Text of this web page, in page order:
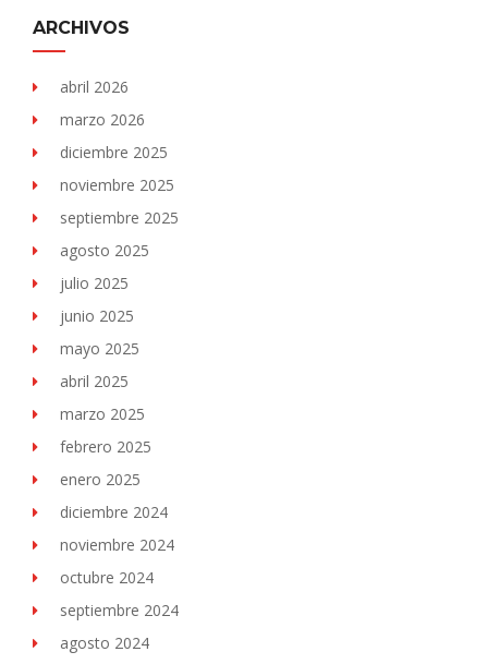
ARCHIVOS
abril 2026
marzo 2026
diciembre 2025
noviembre 2025
septiembre 2025
agosto 2025
julio 2025
junio 2025
mayo 2025
abril 2025
marzo 2025
febrero 2025
enero 2025
diciembre 2024
noviembre 2024
octubre 2024
septiembre 2024
agosto 2024